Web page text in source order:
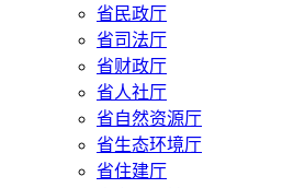
省民政厅
省司法厅
省财政厅
省人社厅
省自然资源厅
省生态环境厅
省住建厅